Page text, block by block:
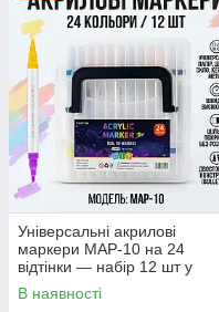
Універсальні акрилові
маркери MAP-10 на 24
відтінки — набір 12 шт у
зручному кейсі для творчості
та декору
В наявності